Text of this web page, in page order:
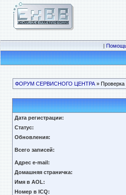
|
ФОРУМ СЕРВИСНОГО ЦЕНТРА» Проверка
Дата регистрации:
Статус:
Обновления:
Всего записей:
Адрес e-mail:
Домашняя страничка:
Имя в AOL:
Номер в ICQ: